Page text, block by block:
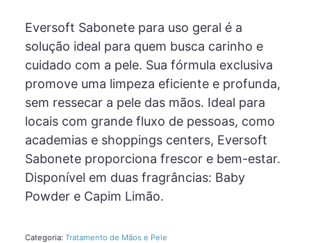
Eversoft Sabonete para uso geral é a
solução ideal para quem busca carinho e
cuidado com a pele. Sua fórmula exclusiva
promove uma limpeza eficiente e profunda,
sem ressecar a pele das mãos. Ideal para
locais com grande fluxo de pessoas, como
academias e shoppings centers, Eversoft
Sabonete proporciona frescor e bem-estar.
Disponível em duas fragrâncias: Baby
Powder e Capim Limão.
Categoria: Tratamento de Mãos e Pele